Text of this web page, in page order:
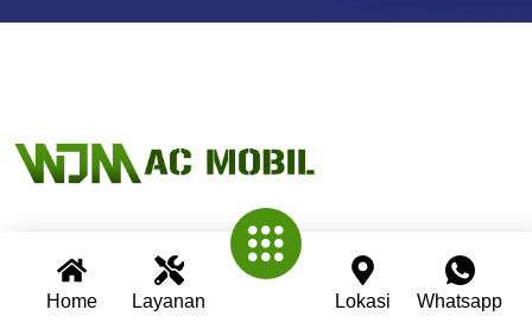
Home Layanan Lokasi Whatsapp
Wijaya AC Mobil adalah bengkel spesialis AC mobil yang
telah berpengalaman lebih dari 30 tahun. Kami berkomitmen